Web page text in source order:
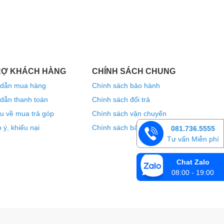
KHÁCH HÀNG
mua hàng
thanh toán
về mua trả góp
ý, khiếu nại
CHÍNH SÁCH CHUNG
Chính sách bảo hành
Chính sách đổi trả
Chính sách vận chuyển
Chính sách bảo mật thông tin081.736.5555
Tư vấn Miễn phí
Chat Zalo
08:00 - 19:00